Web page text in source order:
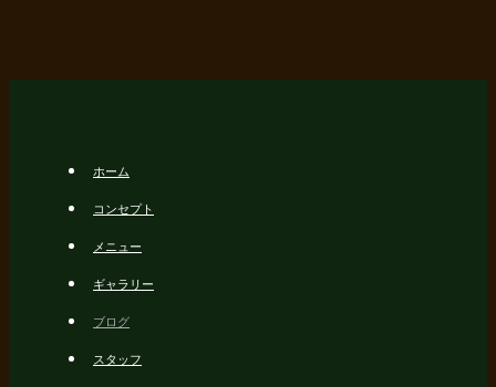
ホーム
コンセプト
メニュー
ギャラリー
ブログ
スタッフ